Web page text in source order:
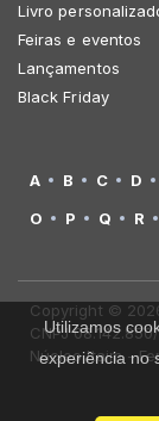
Livro
Feiras e eventos
Lançamentos
Black Friday
A B C D
O
P Q R
Copyright ©
CNPJ
Núcleo Itaim -
Utilizamos
experiência no